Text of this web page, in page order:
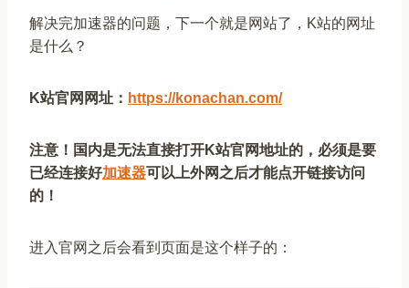
解决完加速器的问题，下一个就是网站了，K站的网址
是什么？
K站官网网址： https://konachan.com/
注意！国内是无法直接打开K站官网地址的，必须是要
已经连接好加速器可以上外网之后才能点开链接访问
的！
进入官网之后会看到页面是这个样子的：